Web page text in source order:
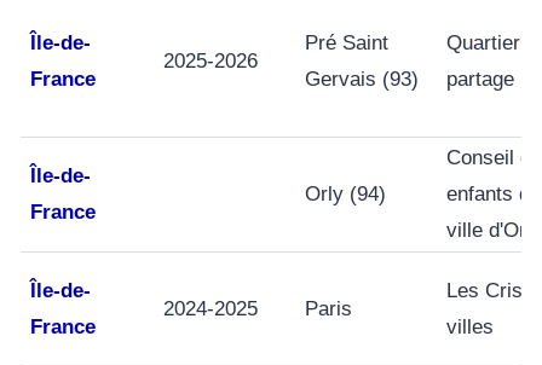
Île-de-
France
2025-2026
Pré Saint
Gervais (93)
Quartier
partage
Île-de-
France
Orly (94)
Conseil
enfants
ville d'Orly
Île-de-
France
2024-2025 Paris
Les Cris
villes